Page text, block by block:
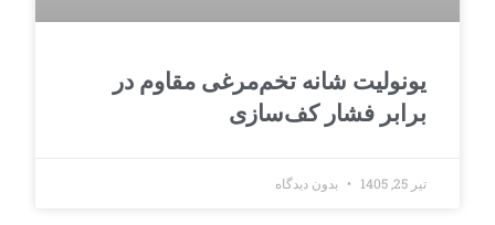
یونولیت شانه تخم‌مرغی مقاوم در
برابر فشار کف‌سازی
تیر 25, 1405 بدون دیدگاه